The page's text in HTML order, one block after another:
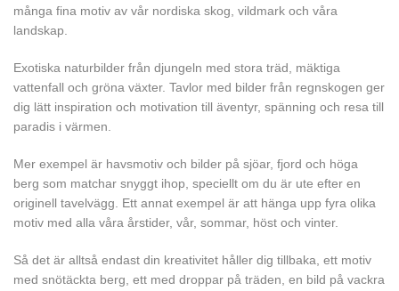
många fina motiv av vår nordiska skog, vildmark och våra
landskap.
Exotiska naturbilder från djungeln med stora träd, mäktiga
vattenfall och gröna växter. Tavlor med bilder från regnskogen ger
dig lätt inspiration och motivation till äventyr, spänning och resa till
paradis i värmen.
Mer exempel är havsmotiv och bilder på sjöar, fjord och höga
berg som matchar snyggt ihop, speciellt om du är ute efter en
originell tavelvägg. Ett annat exempel är att hänga upp fyra olika
motiv med alla våra årstider, vår, sommar, höst och vinter.
Så det är alltså endast din kreativitet håller dig tillbaka, ett motiv
med snötäckta berg, ett med droppar på träden, en bild på vackra